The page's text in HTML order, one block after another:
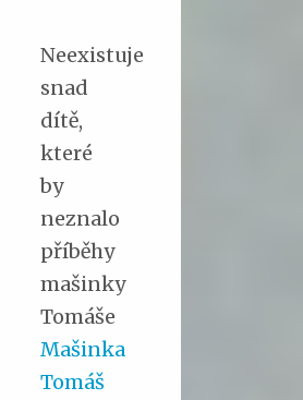
Neexistuje
snad
dítě,
které
by
neznalo
příběhy
mašinky
Tomáše
Mašinka
Tomáš